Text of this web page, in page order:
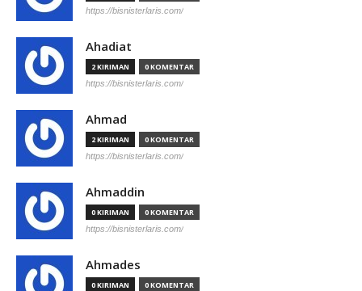
https://bisnisterlaris.com/
Ahadiat
2 KIRIMAN 0 KOMENTAR
https://bisnisterlaris.com/
Ahmad
2 KIRIMAN 0 KOMENTAR
https://bisnisterlaris.com/
Ahmaddin
0 KIRIMAN 0 KOMENTAR
https://bisnisterlaris.com/
Ahmades
0 KIRIMAN 0 KOMENTAR